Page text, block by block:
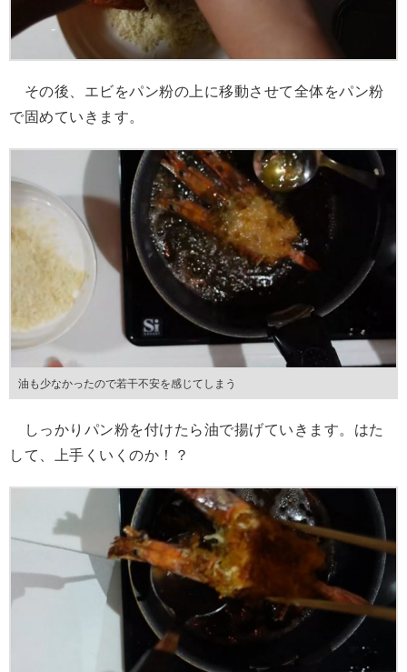
その後、エビをパン粉の上に移動させて全体をパン粉
で固めていきます。
油も少なかったので若干不安を感じてしまう
しっかりパン粉を付けたら油で揚げていきます。はた
して、上手くいくのか！？